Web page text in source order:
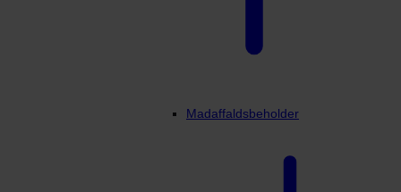
Madaffaldsbeholder